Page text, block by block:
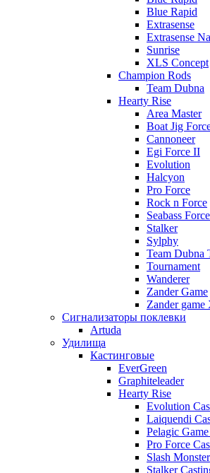
Blue Rapid
Extrasense
Extrasense
Sunrise
XLS Concept
Champion Rods
Team Dubna
Hearty Rise
Area Master
Boat Jig
Cannoneer
Egi Force II
Evolution
Halcyon
Pro Force
Rock n Force
Seabass
Stalker
Sylphy
Team Dubna
Tournament
Wanderer
Zander Game
Zander game
Сигнализаторы поклевки
Artuda
Удилища
Кастинговые
EverGreen
Graphiteleader
Hearty Rise
Evolution
Laiquendi
Pelagic
Pro Force
Slash Monster
Stalker